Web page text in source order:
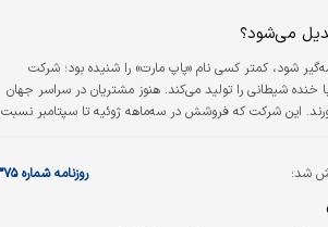
می‌شود؟
شود، کمتر کسی نام «پاپ مارت» را شنیده بود؛ شرکت
خنده شیطانی را تولید می‌کند. هنوز مشتریان در سراسر جهان
این شرکت که فروشش در سه‌ماهه‌ ژوئیه تا سپتامبر نسبت
روزنامه شماره ۶۳۷۵